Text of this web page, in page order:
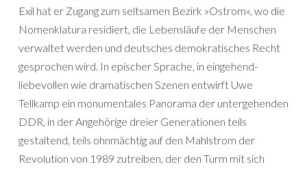
Exil hat er Zugang zum seltsamen Bezirk »Ostrom«, wo die
Nomenklatura residiert, die Lebensläufe der Menschen
verwaltet werden und deutsches demokratisches Recht
gesprochen wird. In epischer Sprache, in eingehend-
liebevollen wie dramatischen Szenen entwirft Uwe
Tellkamp ein monumentales Panorama der untergehenden
DDR, in der Angehörige dreier Generationen teils
gestaltend, teils ohnmächtig auf den Mahlstrom der
Revolution von 1989 zutreiben, der den Turm mit sich